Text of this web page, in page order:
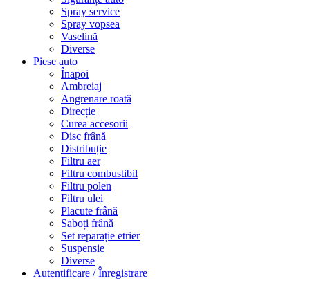
Spray service
Spray vopsea
Vaselină
Diverse
Piese auto
Înapoi
Ambreiaj
Angrenare roată
Direcție
Curea accesorii
Disc frână
Distribuție
Filtru aer
Filtru combustibil
Filtru polen
Filtru ulei
Placute frână
Saboți frână
Set reparație etrier
Suspensie
Diverse
Autentificare / Înregistrare